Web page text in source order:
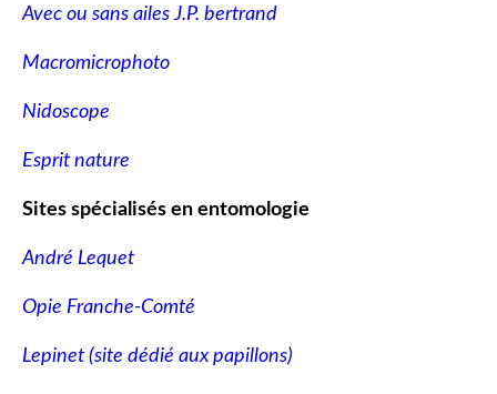
Avec ou sans ailes J.P. bertrand
Macromicrophoto
Nidoscope
Esprit nature
Sites spécialisés en entomologie
André Lequet
Opie Franche-Comté
Lepinet (site dédié aux papillons)